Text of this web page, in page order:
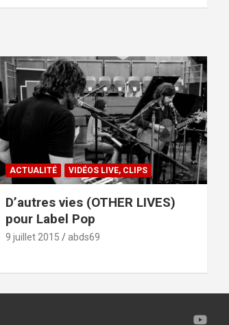
ACTUALITÉ VIDÉOS LIVE, CLIPS
D’autres vies (OTHER LIVES)
pour Label Pop
9 juillet 2015 abds69